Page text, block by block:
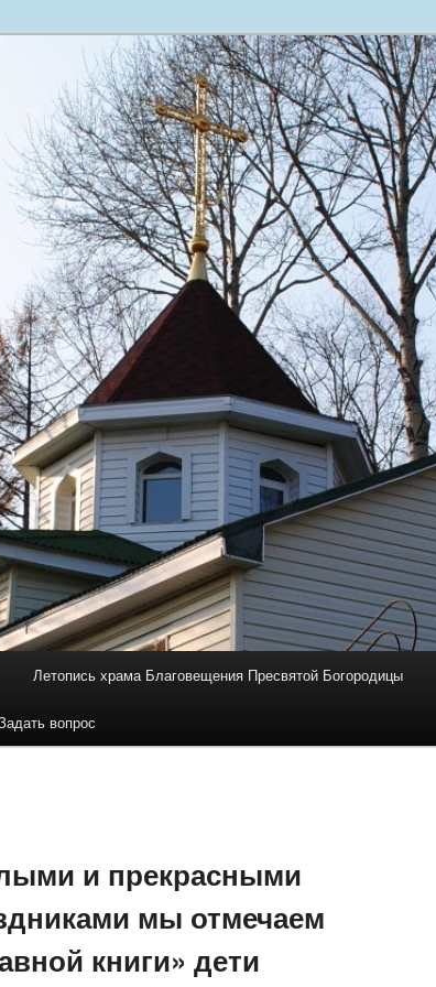
Пресвятой Богородицы пос. Майского
Летопись храма Благовещения Пресвятой Богородицы
вопрос
и прекрасными
мы отмечаем
книги» дети